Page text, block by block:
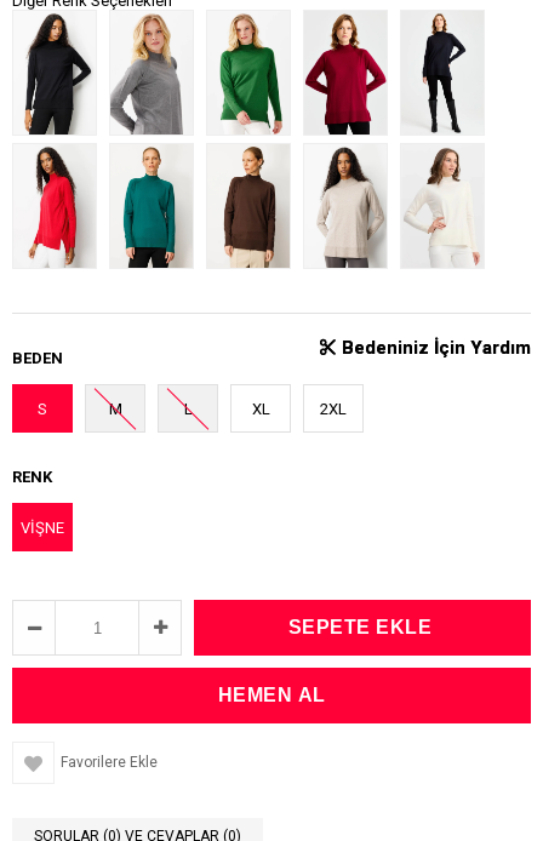
Bedeniniz İçin Yardım
BEDEN
S M L XL 2XL
Bedeniniz İçin Yardım
RENK
VİŞNE
Favorilere Ekle
SORULAR (0) VE CEVAPLAR (0)